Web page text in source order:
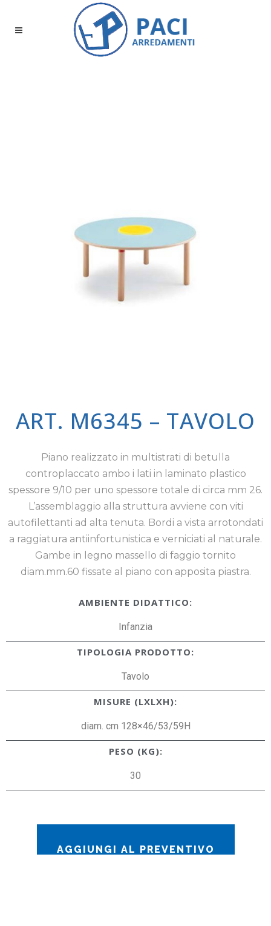
ART. M6345 – TAVOLO
Piano realizzato in multistrati di betulla
controplaccato ambo i lati in laminato plastico
spessore 9/10 per uno spessore totale di circa mm 26.
L’assemblaggio alla struttura avviene con viti
autofilettanti ad alta tenuta. Bordi a vista arrotondati
a raggiatura antiinfortunistica e verniciati al naturale.
Gambe in legno massello di faggio tornito
diam.mm.60 fissate al piano con apposita piastra.
AMBIENTE DIDATTICO:
Infanzia
TIPOLOGIA PRODOTTO:
Tavolo
MISURE (LXLXH):
diam. cm 128×46/53/59H
PESO (KG):
30
AGGIUNGI AL PREVENTIVO